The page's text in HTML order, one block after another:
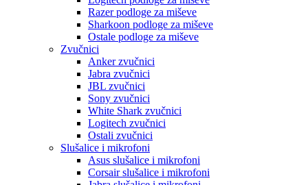
Razer podloge za miševe
Sharkoon podloge za miševe
Ostale podloge za miševe
Zvučnici
Anker zvučnici
Jabra zvučnici
JBL zvučnici
Sony zvučnici
White Shark zvučnici
Logitech zvučnici
Ostali zvučnici
Slušalice i mikrofoni
Asus slušalice i mikrofoni
Corsair slušalice i mikrofoni